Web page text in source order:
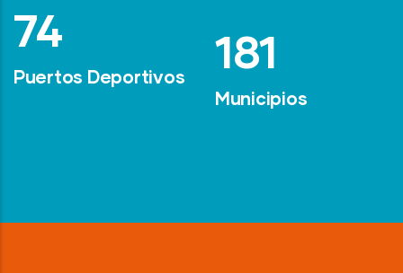
101
Puertos Deportivos 247
Municipios